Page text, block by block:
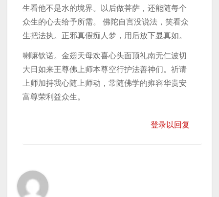
生看他不是水的境界。以后做菩萨，还能随每个
众生的心去给予所需。 佛陀自言没说法，笑看众
生把法执。正邪真假痴人梦，用后放下显真如。
喇嘛钦诺。金翅天母欢喜心头面顶礼南无仁波切
大日如来王尊佛上师本尊空行护法善神们。祈请
上师加持我心随上师动，常随佛学的雍容华贵安
富尊荣利益众生。
登录以回复